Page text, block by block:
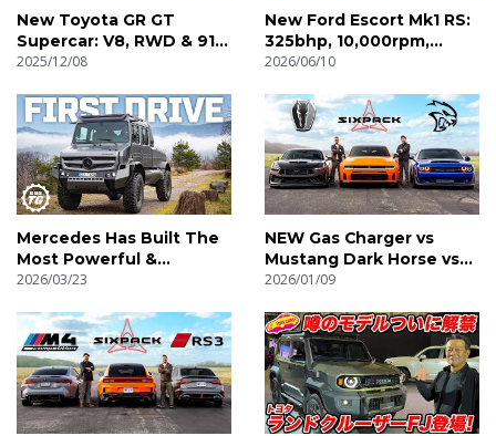
New Toyota GR GT
Supercar: V8, RWD & 911
GT3 Money! | 4K
2025/12/08
New Ford Escort Mk1 RS:
325bhp, 10,000rpm,
895kg! | 4K
2026/06/10
Mercedes Has Built The
Most Powerful &
Luxurious Unimog Ever! |
2026/03/23
NEW Gas Charger vs
Mustang Dark Horse vs
SRT Hellcat // DRAG RACE
2026/01/09